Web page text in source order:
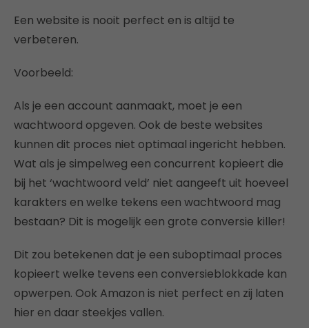
Een website is nooit perfect en is altijd te
verbeteren.
Voorbeeld:
Als je een account aanmaakt, moet je een
wachtwoord opgeven. Ook de beste websites
kunnen dit proces niet optimaal ingericht hebben.
Wat als je simpelweg een concurrent kopieert die
bij het ‘wachtwoord veld’ niet aangeeft uit hoeveel
karakters en welke tekens een wachtwoord mag
bestaan? Dit is mogelijk een grote conversie killer!
Dit zou betekenen dat je een suboptimaal proces
kopieert welke tevens een conversieblokkade kan
opwerpen. Ook Amazon is niet perfect en zij laten
hier en daar steekjes vallen.